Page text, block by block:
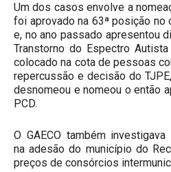
Um dos casos envolve a
foi aprovado na 63ª posição
e, no ano passado apresentou
Transtorno do Espectro
colocado na cota de pessoas
repercussão e decisão do
desnomeou e nomeou o então
PCD.
O GAECO também
na adesão do município do
preços de consórcios